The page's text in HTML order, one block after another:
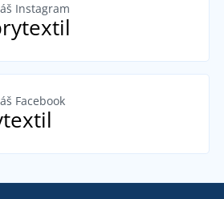
Instagram
Facebook